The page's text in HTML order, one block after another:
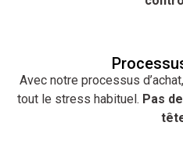
Avec notre processus
tout le stress habituel. Pas